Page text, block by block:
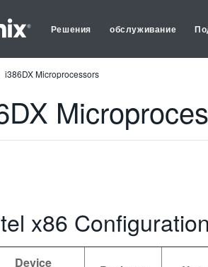
Решения обслуживание
i386DX Microprocessors
x86
Device